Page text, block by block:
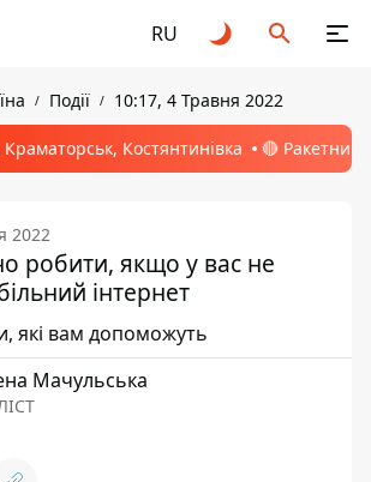
RU
Події 10:17, 4 Травня 2022
Костянтинівка 🔴 Ракетний
2022
робити, якщо у вас не
інтернет
які вам допоможуть
Мачульська